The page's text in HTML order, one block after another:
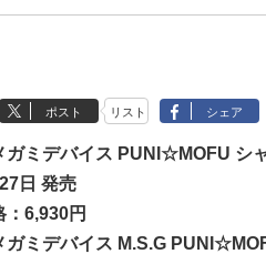
ポスト リスト シェア
ガミデバイス PUNI☆MOFU シャ
日 発売
：6,930円
ガミデバイス M.S.G